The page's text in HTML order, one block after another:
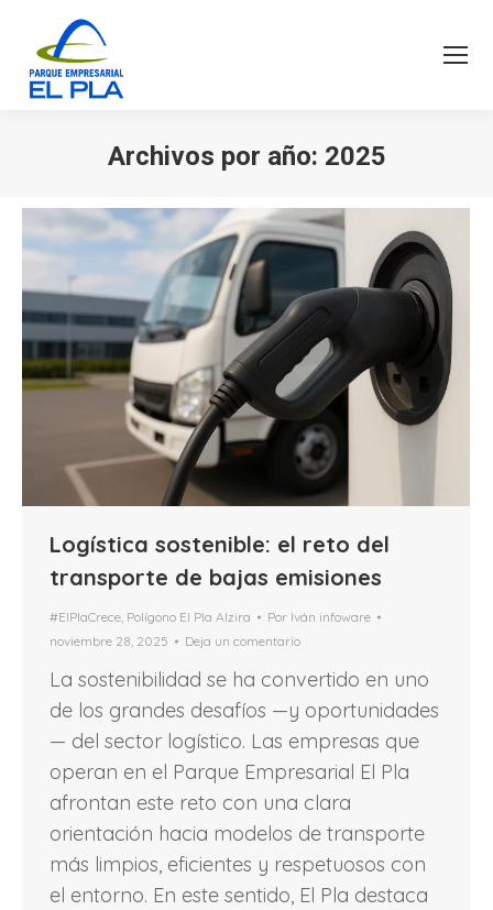
Archivos por año: 2025
Logística sostenible: el reto del
transporte de bajas emisiones
#ElPlaCrece, Polígono El Pla Alzira Por Iván infoware
noviembre 28, 2025
Deja un comentario
La sostenibilidad se ha convertido en uno
de los grandes desafíos —y oportunidades
— del sector logístico. Las empresas que
operan en el Parque Empresarial El Pla
afrontan este reto con una clara
orientación hacia modelos de transporte
más limpios, eficientes y respetuosos con
el entorno. En este sentido, El Pla destaca